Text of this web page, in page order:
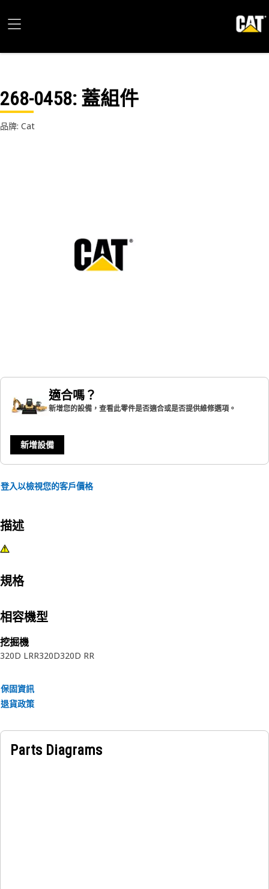
268-0458: 蓋組件
品牌: Cat
適合嗎？
新增您的設備，查看此零件是否適合或是否提供維修選項。
新增設備
登入以檢視您的客戶價格
描述
規格
相容機型
挖掘機
320D LRR320D320D RR
保固資訊
退貨政策
Parts Diagrams